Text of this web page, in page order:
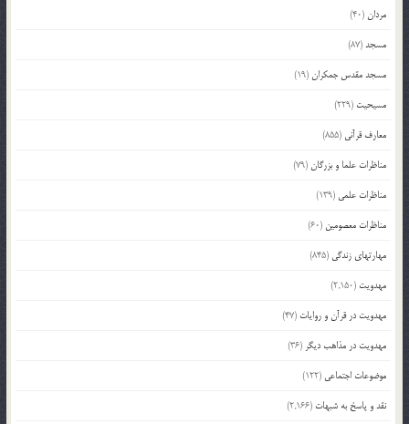
مردان(40)
مسجد(87)
مسجد مقدس جمکران(19)
مسیحیت (229)
معارف قرآنی (855)
مناظرات علما و بزرگان(79)
مناظرات علمی (139)
مناظرات معصومین (60)
مهارتهای زندگی (845)
مهدویت (2,150)
مهدویت در قرآن و روایات (47)
مهدویت در مذاهب دیگر (36)
موضوعات اجتماعی (122)
نقد و پاسخ به شبهات (2,166)